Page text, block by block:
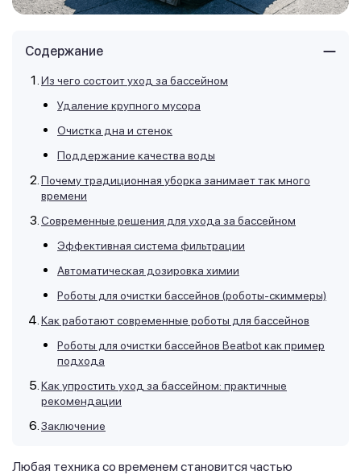
Содержание
Из чего состоит уход за бассейном
Удаление крупного мусора
Очистка дна и стенок
Поддержание качества воды
Почему традиционная уборка занимает так много
времени
Современные решения для ухода за бассейном
Эффективная система фильтрации
Автоматическая дозировка химии
Роботы для очистки бассейнов (роботы-скиммеры)
Как работают современные роботы для бассейнов
Роботы для очистки бассейнов Beatbot как пример
подхода
Как упростить уход за бассейном: практичные
рекомендации
Заключение
Любая техника со временем становится частью